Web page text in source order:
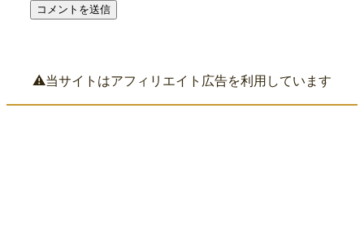
⚠️当サイトはアフィリエイト広告を利用しています